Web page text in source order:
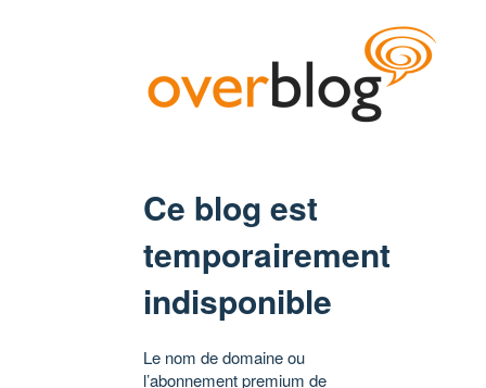
Ce blog est
temporairement
indisponible
Le nom de domaine ou
l’abonnement premium de